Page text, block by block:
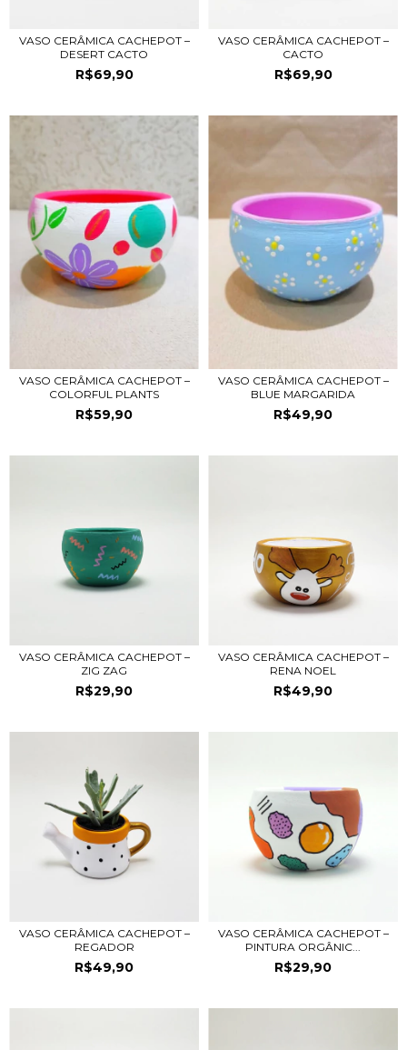
VASO CERÂMICA CACHEPOT –
DESERT CACTO
R$69,90
VASO CERÂMICA CACHEPOT –
CACTO
R$69,90
VASO CERÂMICA CACHEPOT –
COLORFUL PLANTS
R$59,90
VASO CERÂMICA CACHEPOT –
BLUE MARGARIDA
R$49,90
VASO CERÂMICA CACHEPOT –
ZIG ZAG
R$29,90
VASO CERÂMICA CACHEPOT –
RENA NOEL
R$49,90
VASO CERÂMICA CACHEPOT –
REGADOR
R$49,90
VASO CERÂMICA CACHEPOT –
PINTURA ORGÂNIC...
R$29,90